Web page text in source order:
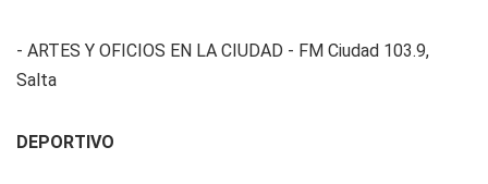
- ARTES Y OFICIOS EN LA CIUDAD - FM Ciudad 103.9,
Salta
DEPORTIVO